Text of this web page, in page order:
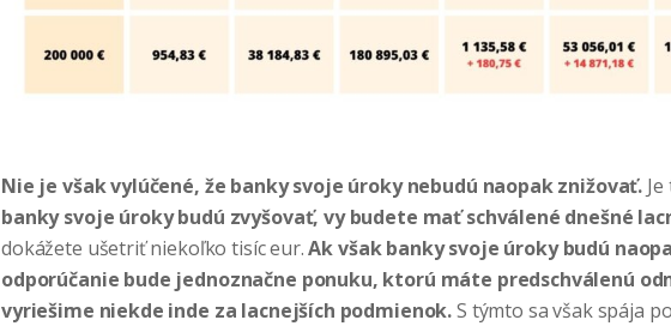
Nie je však vylúčené, že banky svoje úroky nebudú naopak znižovať.
banky svoje úroky budú zvyšovať, vy budete mať schválené dnešné
dokážete ušetriť niekoľko tisíc eur.Ak však banky svoje úroky budú
odporúčanie bude jednoznačne ponuku, ktorú máte predschválenú
vyriešime niekde inde za lacnejších podmienok.S týmto sa však spája